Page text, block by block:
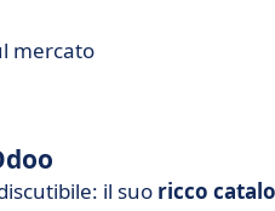
mercato
il suo ricco